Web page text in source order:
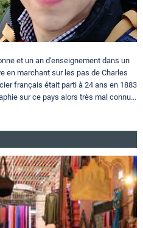
et un an d'enseignement dans un
en marchant sur les pas de Charles
français était parti à 24 ans en 1883
sur ce pays alors très mal connu...